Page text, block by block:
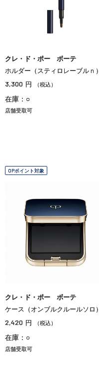
クレ・ド・ポー ボーテ
ホルダー（スティロレーブルｎ）
3,300 円 （税込）
在庫：○
店舗受取可
OPポイント対象
クレ・ド・ポー ボーテ
ケース（オンブルクルールソロ）
2,420 円 （税込）
在庫：○
店舗受取可